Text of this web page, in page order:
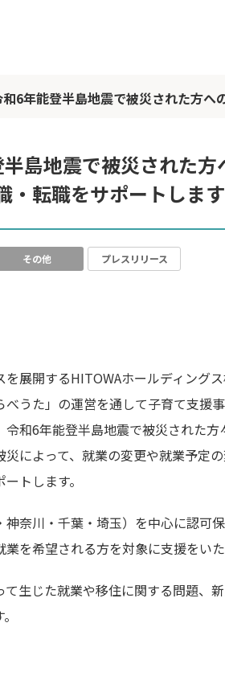
和6年能登半島地震で被災された方
島地震で被災された
・転職をサポートします
その他 プレスリリース
を展開するHITOWAホールディング
べうた」の運営を通して子育て支
和6年能登半島地震で被災された方
災によって、就業の変更や就業予定
トします。
神奈川・千葉・埼玉）を中心に認
を希望される方を対象に支援をいた
て生じた就業や移住に関する問題、